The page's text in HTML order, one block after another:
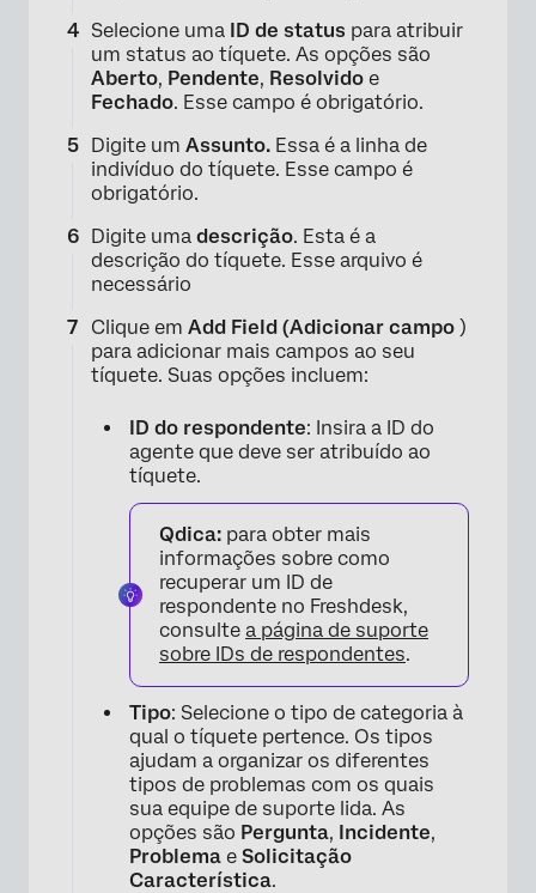
Selecione uma ID de status para atribuir
um status ao tíquete. As opções são
Aberto, Pendente, Resolvido e
Fechado. Esse campo é obrigatório.
Digite um Assunto. Essa é a linha de
indivíduo do tíquete. Esse campo é
obrigatório.
Digite uma descrição. Esta é a
descrição do tíquete. Esse arquivo é
necessário
Clique em Add Field (Adicionar campo )
para adicionar mais campos ao seu
tíquete. Suas opções incluem:
ID do respondente: Insira a ID do
agente que deve ser atribuído ao
tíquete.
Qdica: para obter mais
informações sobre como
recuperar um ID de
respondente no Freshdesk,
consulte a página de suporte
sobre IDs de respondentes.
Tipo: Selecione o tipo de categoria à
qual o tíquete pertence. Os tipos
ajudam a organizar os diferentes
tipos de problemas com os quais
sua equipe de suporte lida. As
opções são Pergunta, Incidente,
Problema e Solicitação
Característica.